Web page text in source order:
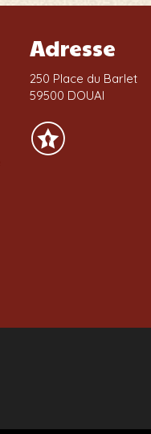
Adresse
250 Place du Barlet
59500 DOUAI